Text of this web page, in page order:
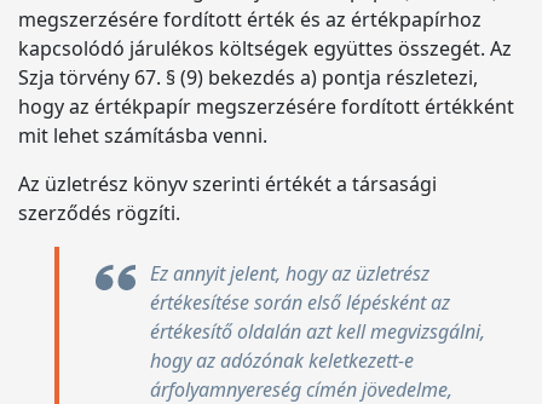
megszerzésére fordított érték és az értékpapírhoz
kapcsolódó járulékos költségek együttes összegét. Az
Szja törvény 67. § (9) bekezdés a) pontja részletezi,
hogy az értékpapír megszerzésére fordított értékként
mit lehet számításba venni.
Az üzletrész könyv szerinti értékét a társasági
szerződés rögzíti.
Ez annyit jelent, hogy az üzletrész
értékesítése során első lépésként az
értékesítő oldalán azt kell megvizsgálni,
hogy az adózónak keletkezett-e
árfolyamnyereség címén jövedelme,